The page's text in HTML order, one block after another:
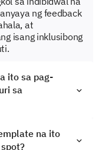
ng feedback
at
isang inklusibong
ito sa pag-
sa
na ito